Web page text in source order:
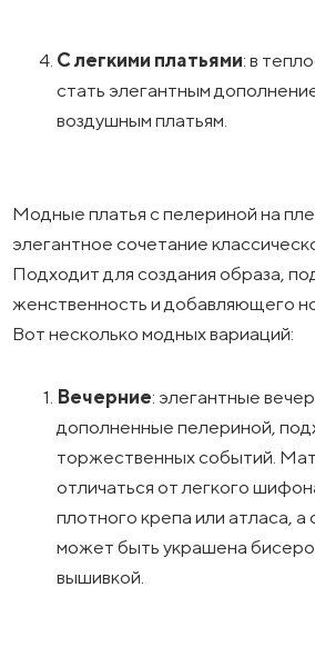
С легкими платьями: в
стать элегантным
воздушным платьям.
Модные платья с пелериной на
элегантное сочетание
Подходит для создания образа,
женственность и добавляющего
Вот несколько модных вариаций:
Вечерние: элегантные
дополненные пелериной,
торжественных событий.
отличаться от легкого
плотного крепа или атласа, а
может быть украшена
вышивкой.